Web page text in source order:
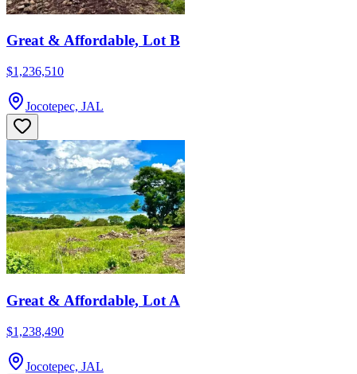
Great & Affordable, Lot B
$1,236,510
Jocotepec, JAL
Great & Affordable, Lot A
$1,238,490
Jocotepec, JAL